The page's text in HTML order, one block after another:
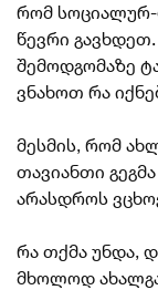
რომ
წევრი
შემოდგომაზე
ვნახოთ რა
მესმის, რომ
თავიანთი
არასდროს
რა თქმა უნდა,
მხოლოდ